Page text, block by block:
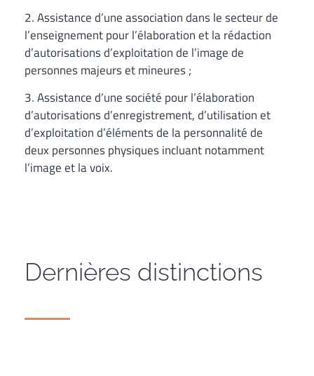
2. Assistance d’une association dans le secteur de
l’enseignement pour l’élaboration et la rédaction
d’autorisations d’exploitation de l’image de
personnes majeurs et mineures ;
3. Assistance d’une société pour l’élaboration
d’autorisations d’enregistrement, d’utilisation et
d’exploitation d’éléments de la personnalité de
deux personnes physiques incluant notamment
l’image et la voix.
Dernières distinctions